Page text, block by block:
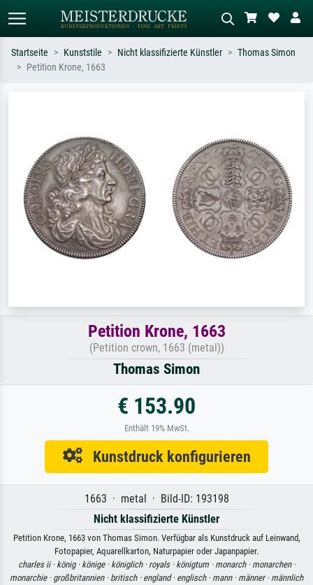
Hokusai, Akt.
Baum.
Startseite Kunststile Nicht klassifizierte Künstler
Thomas Simon
Petition Krone, 1663
Petition Krone, 1663
(Petition crown, 1663 (metal))
Thomas Simon
€ 153.90
Enthält 19% MwSt.
Kunstdruck konfigurieren
1663 · metal · Bild-ID: 193198
Nicht klassifizierte Künstler
Petition Krone, 1663 von Thomas Simon. Verfügbar als Kunstdruck auf Leinwand,
Fotopapier, Aquarellkarton, Naturpapier oder Japanpapier.
charles ii · könig · könige · königlich · royals · königtum · monarch · monarchen ·
monarchie · großbritannien · britisch · england · englisch · mann · männer · männlich